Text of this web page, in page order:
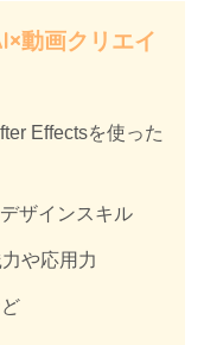
動画クリエイ
Effectsを使った
ザインスキル
や応用力